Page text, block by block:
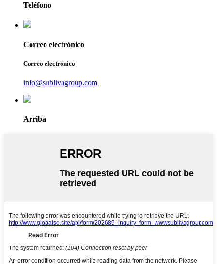
Teléfono
Correo electrónico
Correo electrónico
info@sublivagroup.com
Arriba